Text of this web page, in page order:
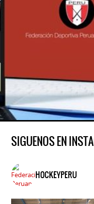
SIGUENOS EN
HOCKEYPERU